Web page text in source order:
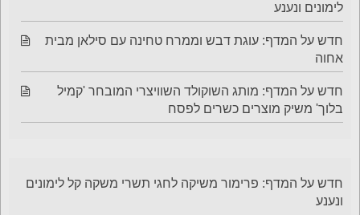
לימונים ונענע
חדש על המדף: עוגת דבש וממרח טחינה עם סילאן מבית
אחוה
חדש על המדף: מותג השוקולד השוויצרי המובחר 'קמיל
בלוך' משיק מוצרים כשרים לפסח
חדש על המדף: פרימור משיקה לחגי תשרי משקה קל לימונים
ונענע